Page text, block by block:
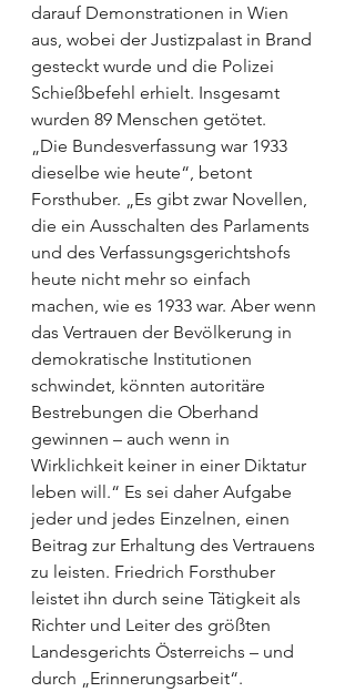
darauf Demons­trationen in Wien
aus, wobei der Justizpalast in Brand
gesteckt wurde und die Polizei
Schießbefehl erhielt. Insgesamt
wurden 89 Menschen getötet.
„Die Bundesverfassung war 1933
dieselbe wie heute“, betont
Forsthuber. „Es gibt zwar Novellen,
die ein Ausschalten des Parlaments
und des Verfassungsgerichtshofs
heute nicht mehr so einfach
machen, wie es 1933 war. Aber wenn
das Vertrauen der Bevölkerung in
demokratische Institutionen
schwindet, könnten autoritäre
Bestrebungen die Oberhand
gewinnen – auch wenn in
Wirklichkeit keiner in einer Diktatur
leben will.“ Es sei daher Aufgabe
jeder und jedes Einzelnen, einen
Beitrag zur Erhaltung des Vertrauens
zu leisten. Friedrich Forsthuber
leistet ihn durch seine Tätigkeit als
Richter und Leiter des größten
Landesgerichts Österreichs – und
durch „Erinnerungsarbeit“.